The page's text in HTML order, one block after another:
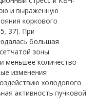
и выраженную
коркового
37]. При
большая
зоны
меньшее количество
изменения
холодового
активность пучковой